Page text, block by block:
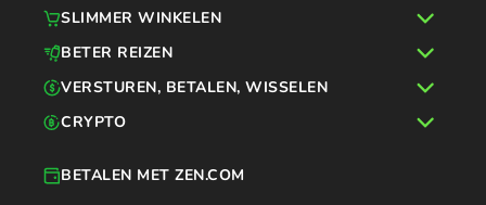
BETALEN MET ZEN.COM
SLIMMER WINKELEN
BETER REIZEN
VERSTUREN, BETALEN, WISSELEN
CRYPTO